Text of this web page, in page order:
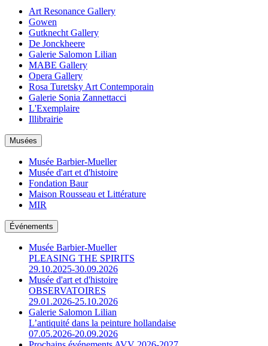
Art Resonance Gallery
Gowen
Gutknecht Gallery
De Jonckheere
Galerie Salomon Lilian
MABE Gallery
Opera Gallery
Rosa Turetsky Art Contemporain
Galerie Sonia Zannettacci
L'Exemplaire
Illibrairie
Musées
Musée Barbier-Mueller
Musée d'art et d'histoire
Fondation Baur
Maison Rousseau et Littérature
MIR
Événements
Musée Barbier-Mueller
PLEASING THE SPIRITS
29.10.2025-30.09.2026
Musée d'art et d'histoire
OBSERVATOIRES
29.01.2026-25.10.2026
Galerie Salomon Lilian
L’antiquité dans la peinture hollandaise
07.05.2026-20.09.2026